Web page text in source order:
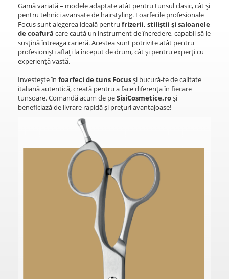
Gamă variată – modele adaptate atât pentru tunsul clasic, cât și
pentru tehnici avansate de hairstyling. Foarfecile profesionale
Focus sunt alegerea ideală pentru frizerii, stiliștii și saloanele
de coafură care caută un instrument de încredere, capabil să le
susțină întreaga carieră. Acestea sunt potrivite atât pentru
profesioniști aflați la început de drum, cât și pentru experți cu
experiență vastă.
Investește în foarfeci de tuns Focusși bucură-te de calitate
italiană autentică, creată pentru a face diferența în fiecare
tunsoare. Comandă acum de peSisiCosmetice.roși
beneficiază de livrare rapidă și prețuri avantajoase!